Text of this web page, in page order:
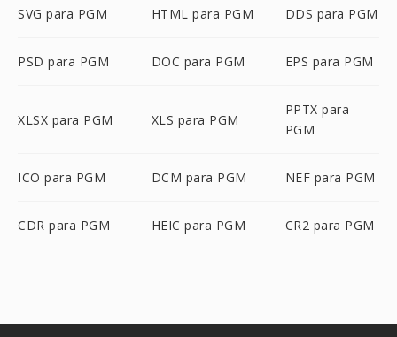
SVG para PGM HTML para PGM DDS para PGM
PSD para PGM DOC para PGM EPS para PGM
XLSX para PGM XLS para PGM
PPTX para
PGM
ICO para PGM DCM para PGM NEF para PGM
CDR para PGM HEIC para PGM CR2 para PGM